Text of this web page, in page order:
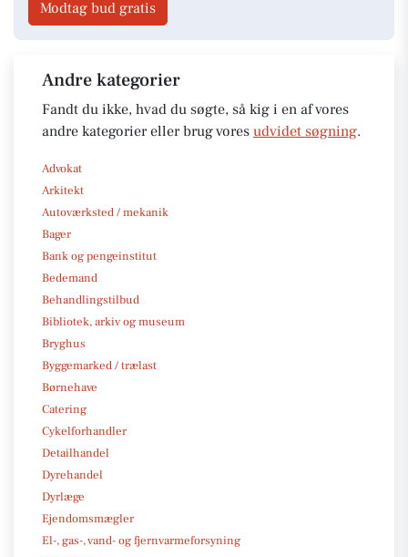
Modtag bud gratis
Andre kategorier
Fandt du ikke, hvad du søgte, så kig i en af vores
andre kategorier eller brug vores udvidet søgning.
Advokat
Arkitekt
Autoværksted / mekanik
Bager
Bank og pengeinstitut
Bedemand
Behandlingstilbud
Bibliotek, arkiv og museum
Bryghus
Byggemarked / trælast
Børnehave
Catering
Cykelforhandler
Detailhandel
Dyrehandel
Dyrlæge
Ejendomsmægler
El-, gas-, vand- og fjernvarmeforsyning